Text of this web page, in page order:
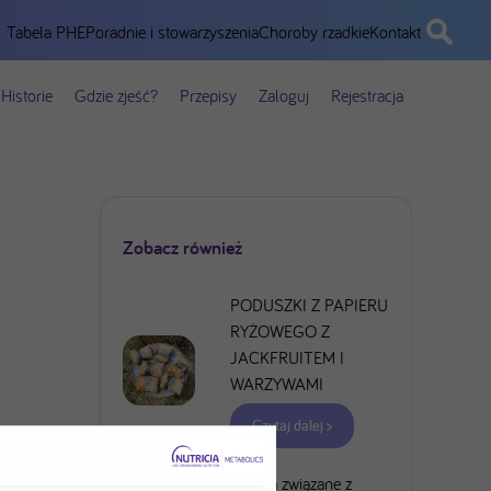
Tabela PHEPoradnie i stowarzyszeniaChoroby rzadkieKontakt
Gdzie zjeść? Przepisy Zaloguj Rejestracja
Zobacz również
PODUSZKI Z PAPIERU
RYŻOWEGO Z
JACKFRUITEM I
WARZYWAMI
Czytaj dalej >
Ryzyka związane z